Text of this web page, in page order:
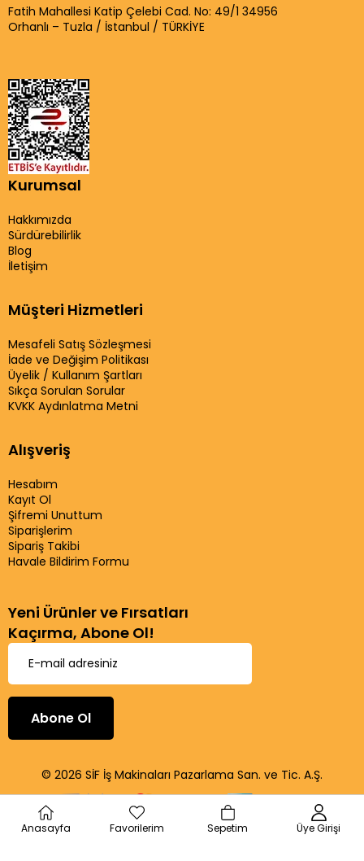
Fatih Mahallesi Katip Çelebi Cad. No: 49/1 34956
Orhanlı – Tuzla / İstanbul / TÜRKİYE
Kurumsal
Hakkımızda
Sürdürebilirlik
Blog
İletişim
Müşteri Hizmetleri
Mesafeli Satış Sözleşmesi
İade ve Değişim Politikası
Üyelik / Kullanım Şartları
Sıkça Sorulan Sorular
KVKK Aydınlatma Metni
Alışveriş
Hesabım
Kayıt Ol
Şifremi Unuttum
Siparişlerim
Sipariş Takibi
Havale Bildirim Formu
Yeni Ürünler ve Fırsatları
Kaçırma, Abone Ol!
Abone Ol
© 2026 SİF İş Makinaları Pazarlama San. ve Tic. A.Ş.
Anasayfa Favorilerim Sepetim Üye Girişi